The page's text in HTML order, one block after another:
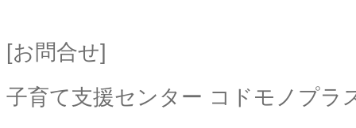
[お問合せ]
子育て支援センター コドモノプラ